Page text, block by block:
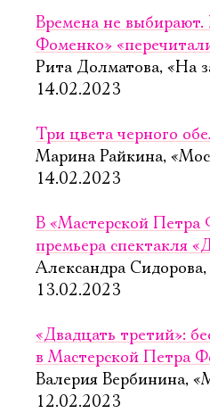
Времена не
Фоменко»
Рита Долматова, «На
14.02.2023
Три цвета черного
Марина Райкина,
14.02.2023
В «Мастерской
премьера спектакля
Александра Сидорова,
13.02.2023
«Двадцать третий»:
в Мастерской Петра
Валерия Вербинина,
12.02.2023